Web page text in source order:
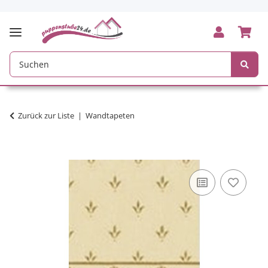
Zurück zur Liste Wandtapeten